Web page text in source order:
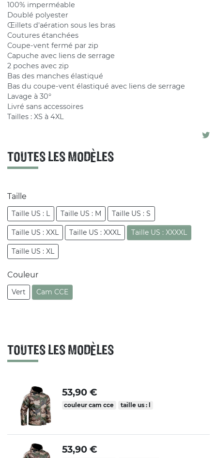
100% imperméable
Doublé polyester
Œillets d'aération sous les bras
Coutures étanchées
Coupe-vent fermé par zip
Capuche avec liens de serrage
2 poches avec zip
Bas des manches élastiqué
Bas du coupe-vent élastiqué avec liens de serrage
Lavage à 30°
Livré sans accessoires
Tailles : XS à 4XL
TOUTES LES MODÈLES
Taille
Taille US : L Taille US : M Taille US : S
Taille US : XXL Taille US : XXXL Taille US : XXXXL
Taille US : XL
Couleur
Vert Cam CCE
TOUTES LES MODÈLES
53,90 €
couleur cam cce taille us : l
53,90 €